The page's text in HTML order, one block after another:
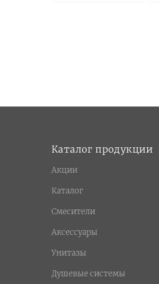
Каталог продукции
Акции
Каталог
Смесители
Аксессуары
Унитазы
Душевые системы